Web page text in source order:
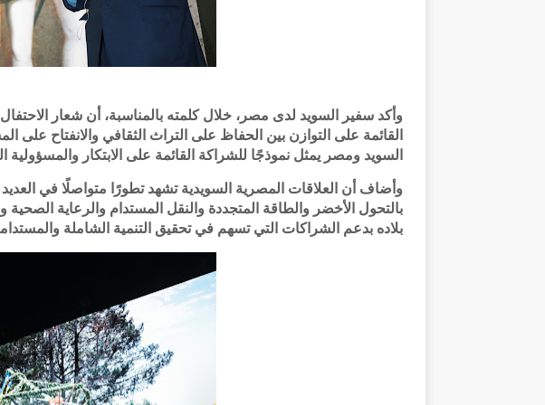
وأكد سفير السويد لدى مصر، خلال كلمته بالمناسبة، أن شعار الاحتفال
القائمة على التوازن بين الحفاظ على التراث الثقافي والانفتاح على
السويد ومصر يمثل نموذجًا للشراكة القائمة على الابتكار والمسؤولية
وأضاف أن العلاقات المصرية السويدية تشهد تطورًا متواصلًا في
بالتحول الأخضر والطاقة المتجددة والنقل المستدام والرعاية الصحية
بلاده بدعم الشراكات التي تسهم في تحقيق التنمية الشاملة